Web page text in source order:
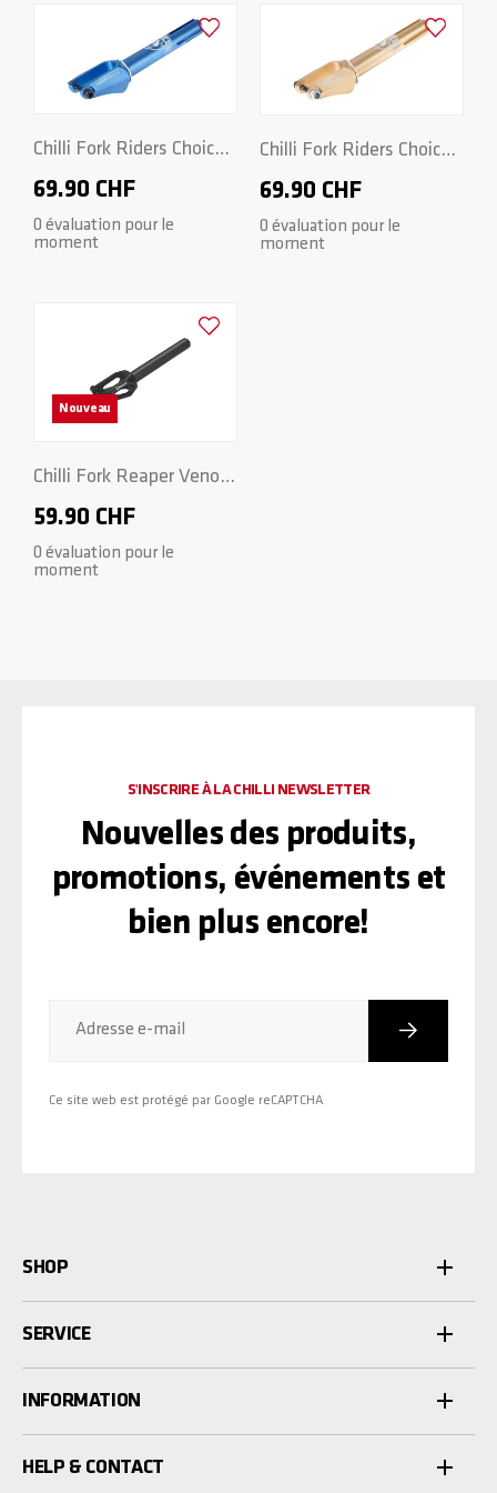
Chilli Fork Riders Choice -
Spider HIC 160mm - Blue
69.90 CHF
0 évaluation pour le
moment
Ajouter à la liste d'achats
Chilli Fork Riders Choice -
Spider HIC 160mm - Gold
69.90 CHF
0 évaluation pour le
moment
Ajouter à
Nouveau
Chilli Fork Reaper Venom
Series - Spider HIC 2.0
160mm - Black
59.90 CHF
0 évaluation pour le
moment
Ajouter à la liste d'achats
Adresse e-mail Inscription
Ce site web est protégé par Google reCAPTCHA
S'INSCRIRE À LA CHILLI NEWSLETTER
Nouvelles des produits,
promotions, événements et
bien plus encore!
SHOP
SERVICE
INFORMATION
HELP & CONTACT